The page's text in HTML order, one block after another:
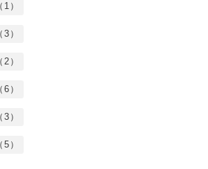
）
）
）
）
）
）